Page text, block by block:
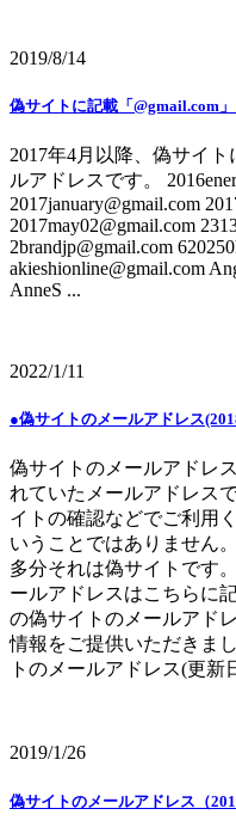
2019/8/14
偽サイトに記載「@gmail.com
2017年4月以降、偽サイ
ルアドレスです。
2017january@gmail.com
2017may02@gmail.com
2brandjp@gmail.com
akieshionline@gmail.com
AnneS ...
2022/1/11
●偽サイトのメールアドレス
偽サイトのメールアドレ
れていたメールアドレス
イトの確認などでご利用
いうことではありません
多分それは偽サイトです
ールアドレスはこちらに
の偽サイトのメールアド
情報をご提供いただきま
トのメールアドレス(更新
2019/1/26
偽サイトのメールアドレス（